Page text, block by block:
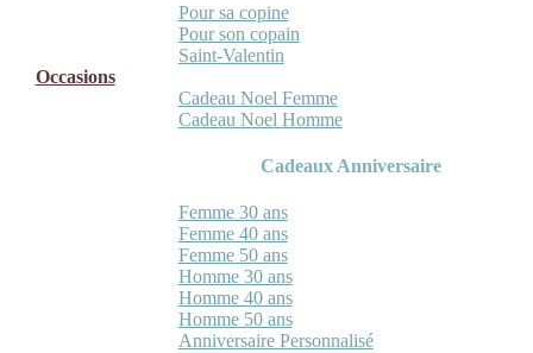
Pour sa copine
Pour son copain
Saint-Valentin
Occasions
Cadeau Noel Femme
Cadeau Noel Homme
Cadeaux Anniversaire
Femme 30 ans
Femme 40 ans
Femme 50 ans
Homme 30 ans
Homme 40 ans
Homme 50 ans
Anniversaire Personnalisé